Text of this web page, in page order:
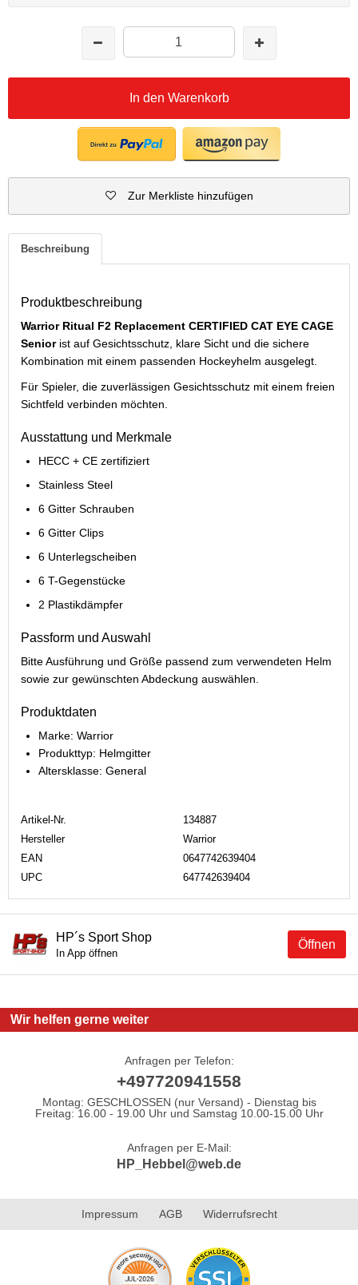
In den Warenkorb
Zur Merkliste hinzufügen
Beschreibung
Produktbeschreibung
Warrior Ritual F2 Replacement CERTIFIED CAT EYE CAGE
Seniorist auf Gesichtsschutz, klare Sicht und die sichere
Kombination mit einem passenden Hockeyhelm ausgelegt.
Für Spieler, die zuverlässigen Gesichtsschutz mit einem freien
Sichtfeld verbinden möchten.
Ausstattung und Merkmale
HECC + CE zertifiziert
Stainless Steel
6 Gitter Schrauben
6 Gitter Clips
6 Unterlegscheiben
6 T-Gegenstücke
2 Plastikdämpfer
Passform und Auswahl
Bitte Ausführung und Größe passend zum verwendeten Helm
sowie zur gewünschten Abdeckung auswählen.
Produktdaten
Marke: Warrior
Produkttyp: Helmgitter
Altersklasse: General
Artikel-Nr.
134887
Hersteller
Warrior
EAN
0647742639404
UPC
647742639404
Öffnen
HP´s Sport Shop
In App öffnen
Wir helfen gerne weiter
Anfragen per Telefon:
+497720941558
Montag: GESCHLOSSEN (nur Versand) - Dienstag bis
Freitag: 16.00 - 19.00 Uhr und Samstag 10.00-15.00 Uhr
Anfragen per E-Mail:
HP_Hebbel@web.de
Impressum AGB Widerrufsrecht